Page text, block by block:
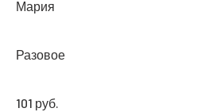
Мария
Разовое
101 руб.